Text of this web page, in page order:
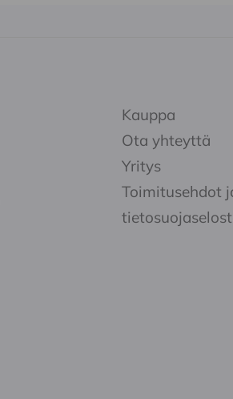
Kauppa
Ota yhteyttä
Yritys
Toimitusehdot